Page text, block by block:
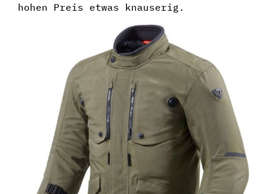
hohen Preis etwas knauserig.